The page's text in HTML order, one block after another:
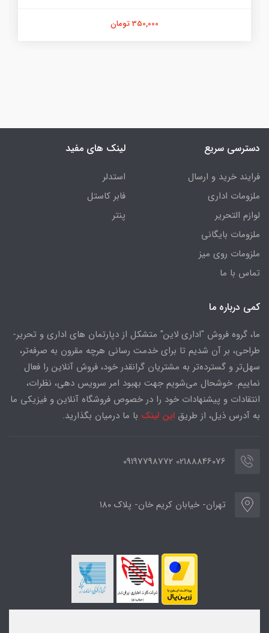
دسترسی سریع
فرایند خرید و ارسال
ملزومات اداری
لوازم التحریر
ملزومات بایگانی
ملزومات روی میز
تماس با ما
لینک های مفید
استدلر
فابر کاستل
پنتر
کمی درباره ما
ما، گروه فروش "اداری لاین" متشکل از دپارتمان های اداری و تحریر-
طراحی، بر آن شدیم تا برای خدمت رسانی هرچه مقرون به صرفه‌تر،
سهل‌تر و گسترده‌تر به مشتریان گرانقدر خود، فروش آنلاین را فعال
نماییم. خوشحال می‌شویم جهت بهبود امر سرویس دهی، نظرات،
انتقادات و پیشنهادات خود را در خصوص فروشگاه آنلاین و فیزیکی ما
به آدرس ذیل، از طریق این لینک با ما درمیان بگذارید.
02188846076 09197798772
تهران- خیابان کریم خان- پلاک ۱۸۰